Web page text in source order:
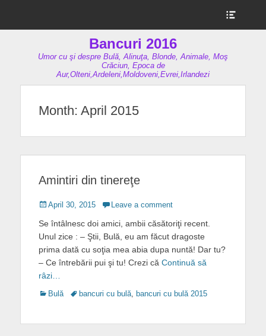
Sidebar
Bancuri 2016
Umor cu şi despre Bulă, Alinuţa, Blonde, Animale, Moş
Crăciun, Epoca de
Aur,Olteni,Ardeleni,Moldoveni,Evrei,Irlandezi
Month: April 2015
Amintiri din tinereţe
Posted
April 30, 2015 Leave a comment
Se întâlnesc doi amici, ambii căsătoriţi recent.
Unul zice : – Ştii, Bulă, eu am făcut dragoste
prima dată cu soţia mea abia dupa nuntă! Dar tu?
– Ce întrebării pui şi tu! Crezi că Continuă să
râzi…
Categories
Bulă Tagsbancuri cu bulă, bancuri cu bulă 2015